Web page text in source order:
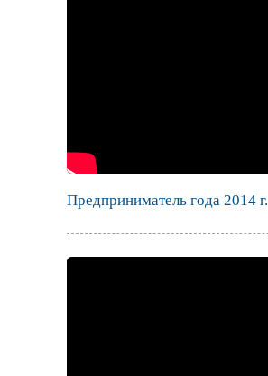
Предприниматель года 2014 г.